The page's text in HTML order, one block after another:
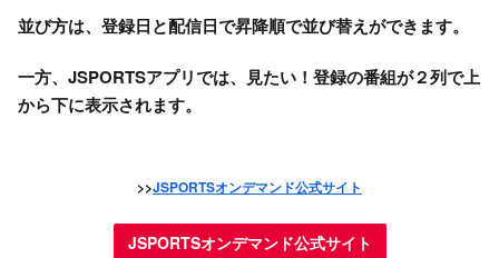
並び方は、登録日と配信日で昇降順で並び替えができます。
一方、JSPORTSアプリでは、見たい！登録の番組が２列で上
から下に表示されます。
>>JSPORTSオンデマンド公式サイト
JSPORTSオンデマンド公式サイト